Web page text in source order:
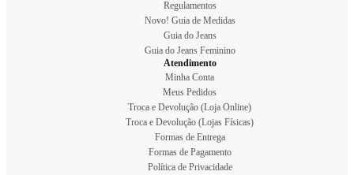
Regulamentos
Novo! Guia de Medidas
Guia do Jeans
Guia do Jeans Feminino
Atendimento
Minha Conta
Meus Pedidos
Troca e Devolução (Loja Online)
Troca e Devolução (Lojas Físicas)
Formas de Entrega
Formas de Pagamento
Política de Privacidade